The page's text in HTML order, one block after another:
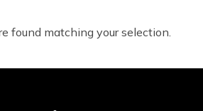
found matching your selection.